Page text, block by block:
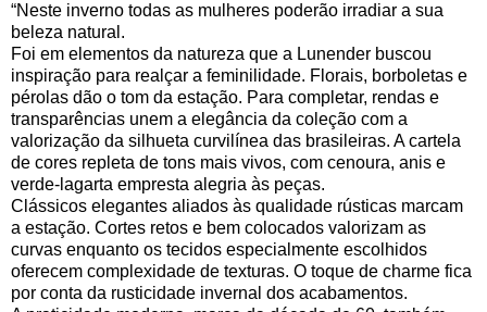
“Neste inverno todas as mulheres poderão irradiar a sua
beleza natural.
Foi em elementos da natureza que a Lunender buscou
inspiração para realçar a feminilidade. Florais, borboletas e
pérolas dão o tom da estação. Para completar, rendas e
transparências unem a elegância da coleção com a
valorização da silhueta curvilínea das brasileiras. A cartela
de cores repleta de tons mais vivos, com cenoura, anis e
verde-lagarta empresta alegria às peças.
Clássicos elegantes aliados às qualidade rústicas marcam
a estação. Cortes retos e bem colocados valorizam as
curvas enquanto os tecidos especialmente escolhidos
oferecem complexidade de texturas. O toque de charme fica
por conta da rusticidade invernal dos acabamentos.